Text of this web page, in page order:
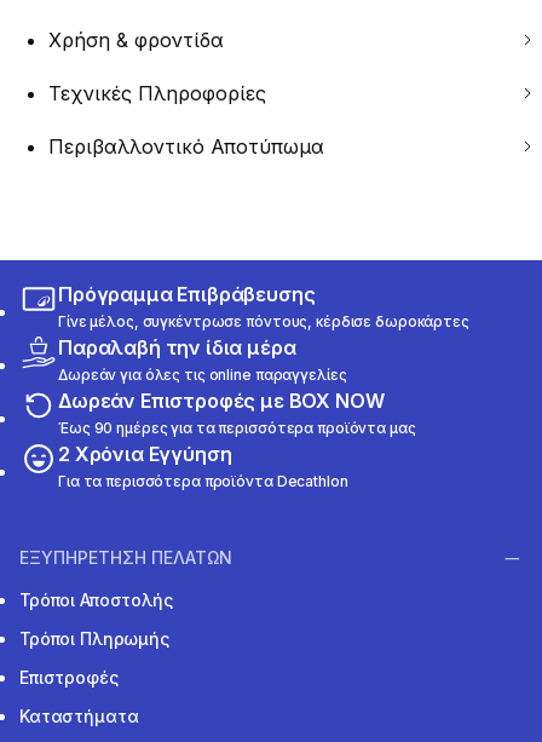
Χρήση & φροντίδα
Τεχνικές Πληροφορίες
Περιβαλλοντικό Αποτύπωμα
Πρόγραμμα Επιβράβευσης
Γίνε μέλος, συγκέντρωσε πόντους, κέρδισε δωροκάρτες
Παραλαβή την ίδια μέρα
Δωρεάν για όλες τις online παραγγελίες
Δωρεάν Επιστροφές με BOX NOW
Έως 90 ημέρες για τα περισσότερα προϊόντα μας
2 Χρόνια Εγγύηση
Για τα περισσότερα προϊόντα Decathlon
ΕΞΥΠΗΡΕΤΗΣΗ ΠΕΛΑΤΩΝ
Τρόποι Αποστολής
Τρόποι Πληρωμής
Επιστροφές
Καταστήματα